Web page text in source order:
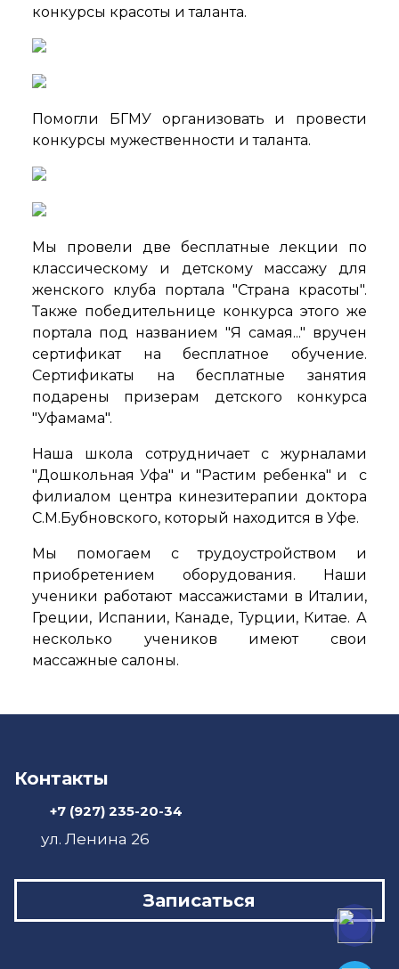
конкурсы красоты и таланта.
Помогли БГМУ организовать и провести
конкурсы мужественности и таланта.
Мы провели две бесплатные лекции по
классическому и детскому массажу для
женского клуба портала "Страна красоты".
Также победительнице конкурса этого же
портала под названием "Я самая..." вручен
сертификат на бесплатное обучение.
Сертификаты на бесплатные занятия
подарены призерам детского конкурса
"Уфамама".
Наша школа сотрудничает с журналами
"Дошкольная Уфа" и "Растим ребенка" и с
филиалом центра кинезитерапии доктора
С.М.Бубновского, который находится в Уфе.
Мы помогаем с трудоустройством и
приобретением оборудования. Наши
ученики работают массажистами в Италии,
Греции, Испании, Канаде, Турции, Китае. А
несколько учеников имеют свои
массажные салоны.
Контакты
+7 (927) 235-20-34
ул. Ленина 26
Записаться